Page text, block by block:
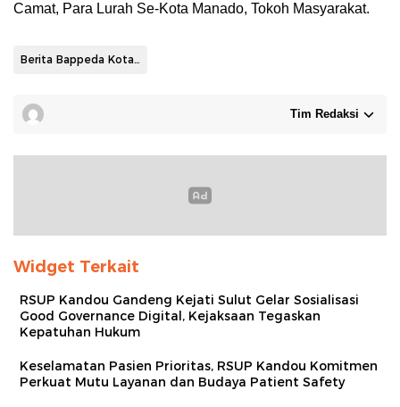
Camat, Para Lurah Se-Kota Manado, Tokoh Masyarakat.
Berita Bappeda Kota Manado
Tim Redaksi
Widget Terkait
RSUP Kandou Gandeng Kejati Sulut Gelar Sosialisasi
Good Governance Digital, Kejaksaan Tegaskan
Kepatuhan Hukum
Keselamatan Pasien Prioritas, RSUP Kandou Komitmen
Perkuat Mutu Layanan dan Budaya Patient Safety